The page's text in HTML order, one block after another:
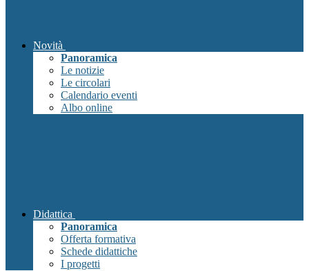
Novità
Panoramica
Le notizie
Le circolari
Calendario eventi
Albo online
Didattica
Panoramica
Offerta formativa
Schede didattiche
I progetti